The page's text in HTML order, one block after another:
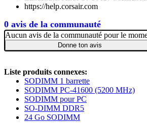
0 avis de la communauté
https://help.corsair.com
Aucun avis de la communauté pour le
Donne ton avis
Liste produits connexes:
SODIMM 1 barrette
SODIMM PC-41600 (5200 MHz)
SODIMM pour PC
SO-DIMM DDR5
24 Go SODIMM